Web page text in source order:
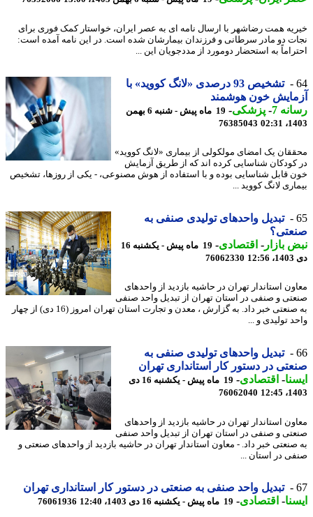
همت رضاشهر با ارسال نامه ای به عصر ایران، خواستار کمک فوری برای
دو مادر سرطانی و فرزندان بیمارشان شده است. در این نامه آمده است:
به استحضار دومورد از مددجویان این ...
تشخیص 93 درصدی «لانگ کووید» با
خون هوشمند
7
-پزشکی-
19 ماه پیش - شنبه 6 بهمن
76385043
یک امضای مولکولی از بیماری «لانگ کووید»
شناسایی کرده اند که از طریق آزمایش
قابل شناسایی بوده و با استفاده از هوش مصنوعی، - یکی از روزها، تشخیص
لانگ کووید ...
تبدیل واحدهای تولیدی صنفی به
بازار- اقتصادی-
19 ماه پیش - یکشنبه 16
76062330
استاندار تهران در حاشیه بازدید از واحدهای
و صنفی در استان تهران از تبدیل واحد صنفی
به صنعتی خبر داد. به گزارش ، معدن و تجارت استان تهران امروز (16 دی) از چهار
تولیدی و ...
تبدیل واحدهای تولیدی صنفی به
در دستور کار استانداری تهران
-اقتصادی-
19 ماه پیش - یکشنبه 16 دی
76062040
استاندار تهران در حاشیه بازدید از واحدهای
و صنفی در استان تهران از تبدیل واحد صنفی
خبر داد. - معاون استاندار تهران در حاشیه بازدید از واحدهای صنعتی و
در استان ...
تبدیل واحد صنفی به صنعتی در دستور کار استانداری تهران
-اقتصادی-19 ماه پیش - یکشنبه 16 دی 1403، 12:40 76061936